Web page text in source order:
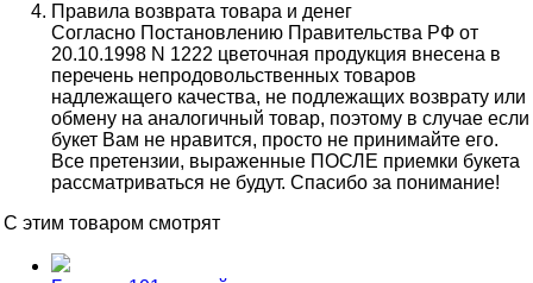
Правила возврата товара и денег
Согласно Постановлению Правительства РФ от
20.10.1998 N 1222 цветочная продукция внесена в
перечень непродовольственных товаров
надлежащего качества, не подлежащих возврату или
обмену на аналогичный товар, поэтому в случае если
букет Вам не нравится, просто не принимайте его.
Все претензии, выраженные ПОСЛЕ приемки букета
рассматриваться не будут. Спасибо за понимание!
С этим товаром смотрят